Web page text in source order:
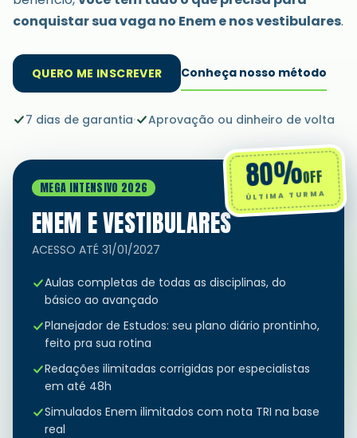
conquistar sua vaga no Enem e nos vestibulares.
QUERO ME INSCREVER Conheça nosso método
7 dias de garantia· Aprovação ou dinheiro de volta
80%OFF
ÚLTIMA TURMA
MEGA INTENSIVO 2026
ENEM E VESTIBULARES
ACESSO ATÉ 31/01/2027
Aulas completas de todas as disciplinas, do
básico ao avançado
Planejador de Estudos: seu plano diário prontinho,
feito pra sua rotina
Redações ilimitadas corrigidas por especialistas
em até 48h
Simulados Enem ilimitados com nota TRI na base
real